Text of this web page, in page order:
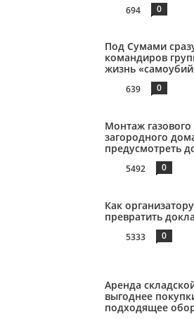
694 0
Под Сумами
командиров
жизнь
639 0
Монтаж
загородного
предусмотреть
5492 0
Как
превратить
5333 0
Аренда
выгоднее
подходящее